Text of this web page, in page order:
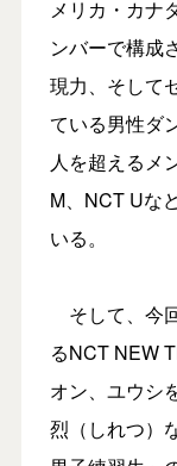
メリカ・カナ
ンバーで構成
現力、そして
ている男性ダ
人を超えるメ
M、NCT Uな
いる。
そして、今
るNCT NEW
オン、ユウシ
烈（しれつ）